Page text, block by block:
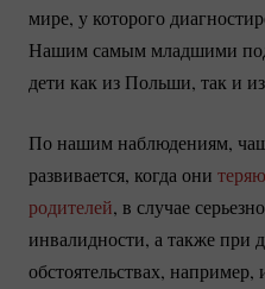
мире, у которого
Нашим самым младшими
дети как из Польши, так и
По нашим наблюдениям,
развивается, когда они
родителей, в случае
инвалидности, а также при
обстоятельствах, например,